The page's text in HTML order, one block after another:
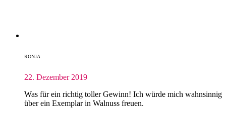
RONJA
22. Dezember 2019
Was für ein richtig toller Gewinn! Ich würde mich wahnsinnig
über ein Exemplar in Walnuss freuen.